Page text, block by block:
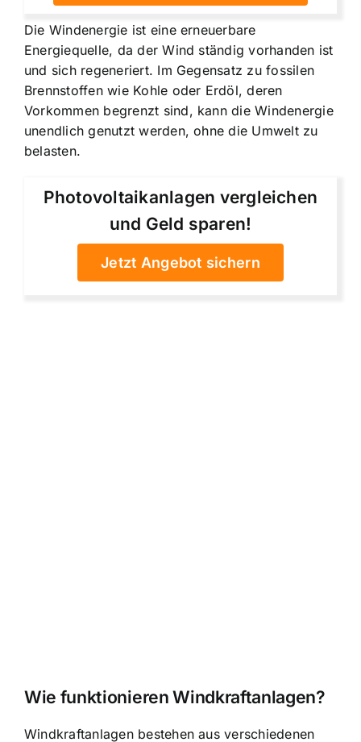
Die Windenergie ist eineerneuerbare
Energiequelle, da der Wind ständig vorhanden ist
und sich regeneriert. Im Gegensatz zu fossilen
Brennstoffen wie Kohle oder Erdöl, deren
Vorkommen begrenzt sind, kann die Windenergie
unendlich genutzt werden, ohne die Umwelt zu
belasten.
Photovoltaikanlagen vergleichen
und Geld sparen!
Jetzt Angebot sichern
Wie funktionieren Windkraftanlagen?
Windkraftanlagen bestehen aus verschiedenen